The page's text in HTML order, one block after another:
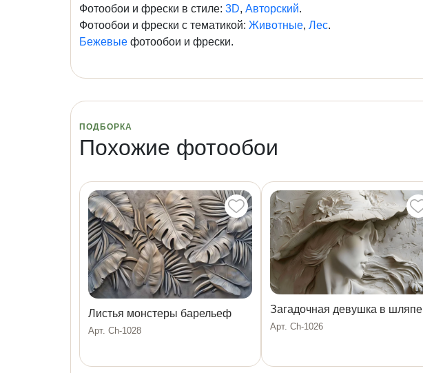
Фотообои и фрески в стиле: 3D, Авторский.
Фотообои и фрески с тематикой: Животные, Лес.
Бежевые фотообои и фрески.
ПОДБОРКА
Похожие фотообои
Листья монстеры барельеф
Арт. Ch-1028
Загадочная девушка в шляпе
Арт. Ch-1026